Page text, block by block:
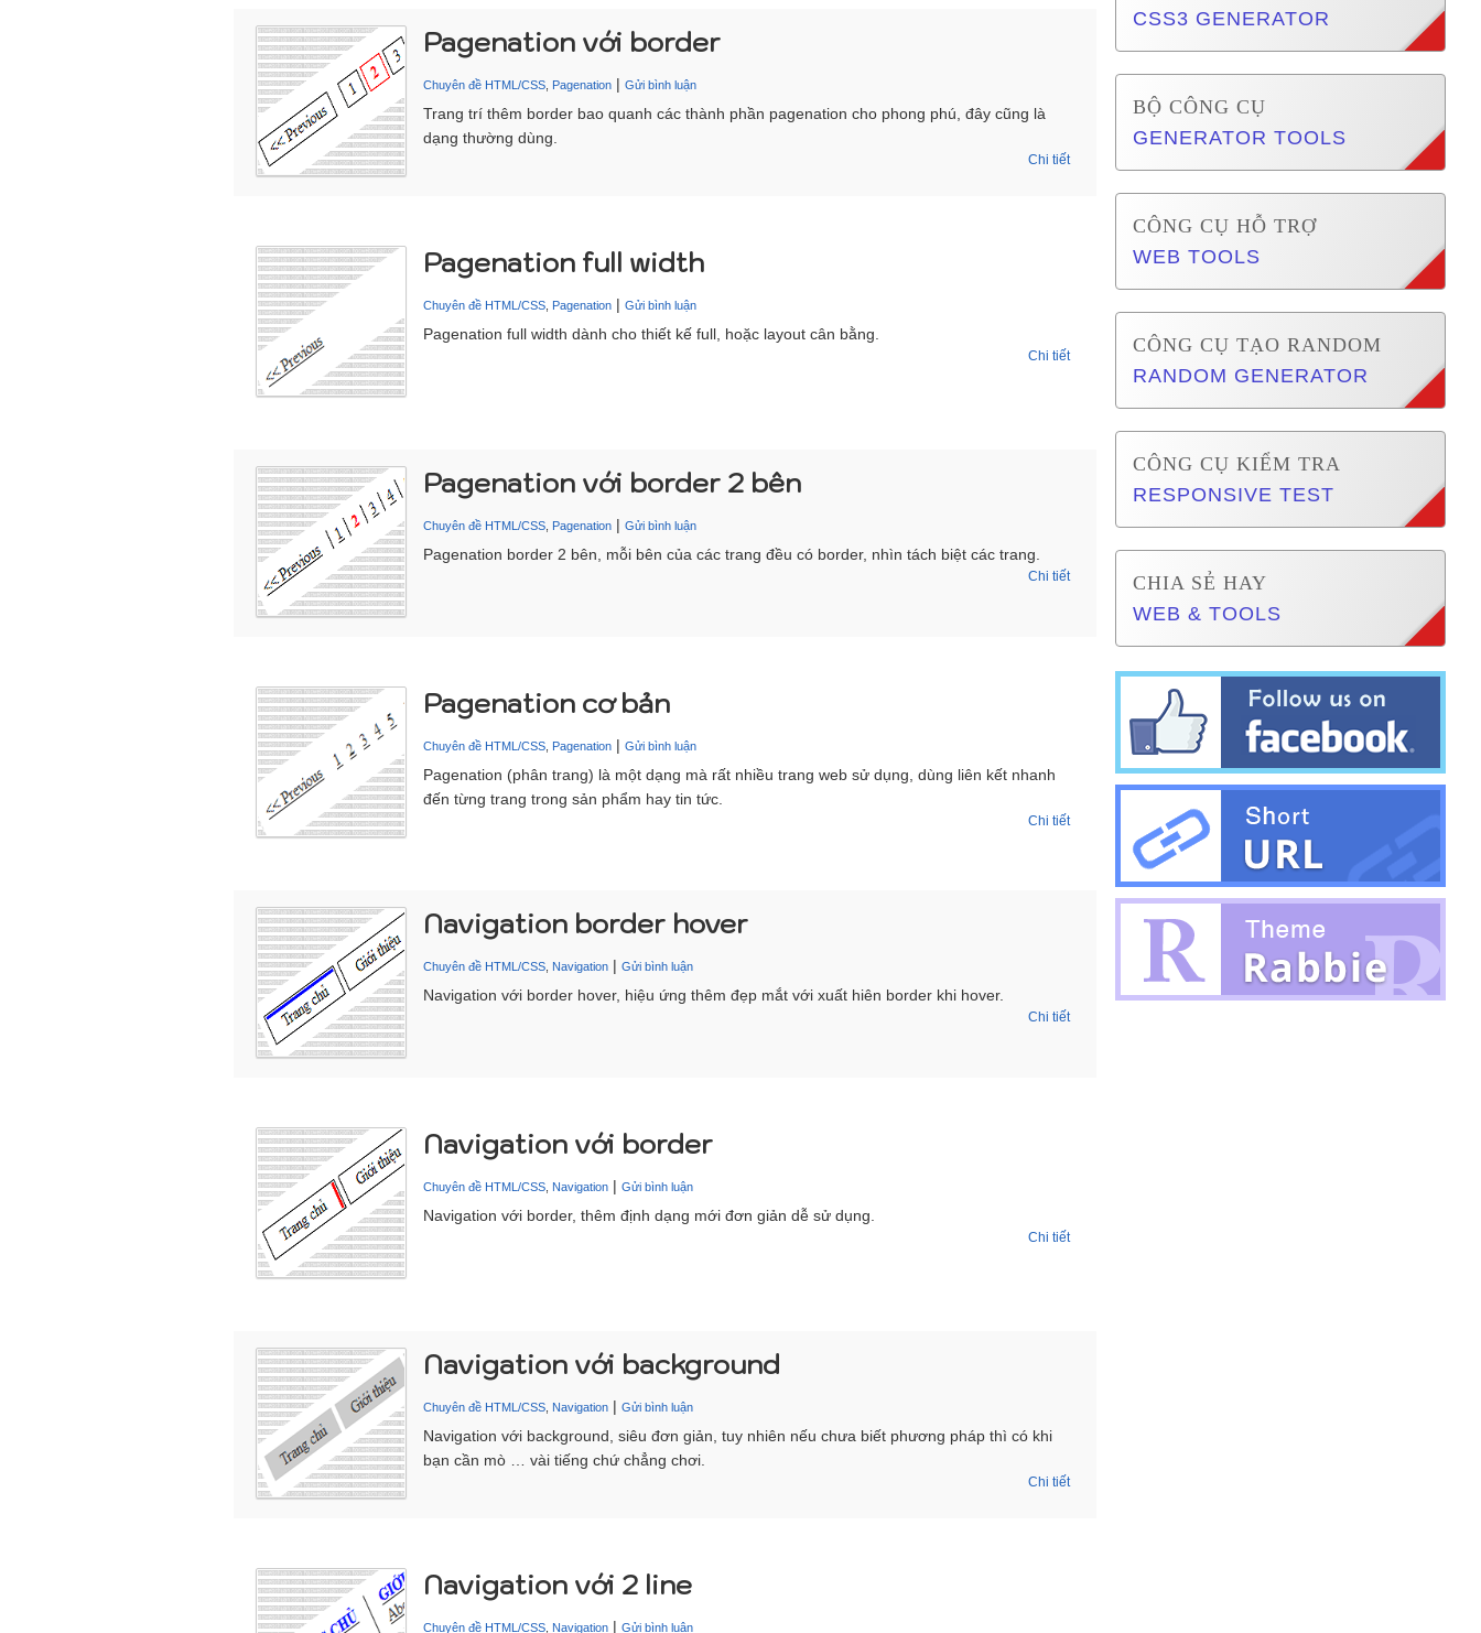
CSS3 GENERATOR
BỘ CÔNG CỤ
GENERATOR TOOLS
CÔNG CỤ HỖ TRỢ
WEB TOOLS
CÔNG CỤ TẠO RANDOM
RANDOM GENERATOR
CÔNG CỤ KIỂM TRA
RESPONSIVE TEST
CHIA SẺ HAY
WEB & TOOLS
Pagenation với border
Chuyên đề HTML/CSS Pagenation | Gửi bình luận
Trang trí thêm border bao quanh các thành phần pagenation cho phong phú, đây cũng là
dạng thường dùng.
Chi tiết
Pagenation full width
Chuyên đề HTML/CSS Pagenation | Gửi bình luận
Pagenation full width dành cho thiết kế full, hoặc layout cân bằng.
Chi tiết
Pagenation với border 2 bên
Chuyên đề HTML/CSS Pagenation | Gửi bình luận
Pagenation border 2 bên, mỗi bên của các trang đều có border, nhìn tách biệt các trang.
Chi tiết
Pagenation cơ bản
Chuyên đề HTML/CSS Pagenation | Gửi bình luận
Pagenation (phân trang) là một dạng mà rất nhiều trang web sử dụng, dùng liên kết nhanh
đến từng trang trong sản phẩm hay tin tức.
Chi tiết
Navigation border hover
Chuyên đề HTML/CSS Navigation | Gửi bình luận
Navigation với border hover, hiệu ứng thêm đẹp mắt với xuất hiên border khi hover.
Chi tiết
Navigation với border
Chuyên đề HTML/CSS Navigation | Gửi bình luận
Navigation với border, thêm định dạng mới đơn giản dễ sử dụng.
Chi tiết
Navigation với background
Chuyên đề HTML/CSS Navigation | Gửi bình luận
Navigation với background, siêu đơn giản, tuy nhiên nếu chưa biết phương pháp thì có khi
bạn cần mò … vài tiếng chứ chẳng chơi.
Chi tiết
Navigation với 2 line
Chuyên đề HTML/CSS Navigation | Gửi bình luận